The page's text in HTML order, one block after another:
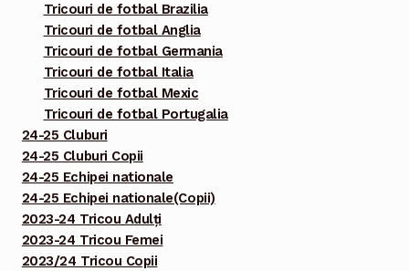
Tricouri de fotbal Brazilia
Tricouri de fotbal Anglia
Tricouri de fotbal Germania
Tricouri de fotbal Italia
Tricouri de fotbal Mexic
Tricouri de fotbal Portugalia
24-25 Cluburi
24-25 Cluburi Copii
24-25 Echipei nationale
24-25 Echipei nationale(Copii)
2023-24 Tricou Adulți
2023-24 Tricou Femei
2023/24 Tricou Copii